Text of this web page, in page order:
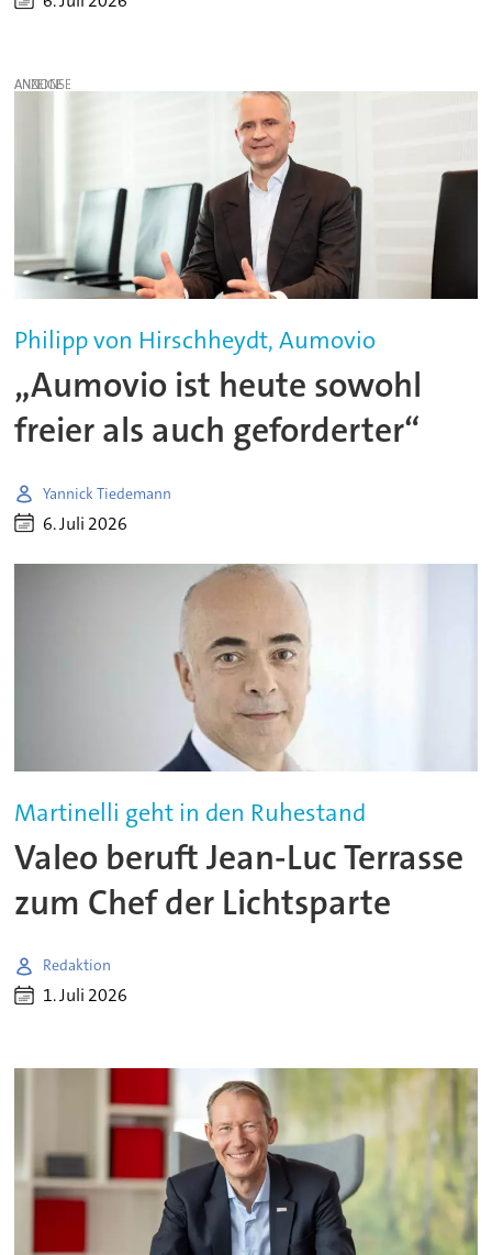
ANZEIGE
Philipp von Hirschheydt, Aumovio
„Aumovio ist heute sowohl
freier als auch geforderter“
Yannick Tiedemann
6. Juli 2026
Martinelli geht in den Ruhestand
Valeo beruft Jean-Luc Terrasse
zum Chef der Lichtsparte
Redaktion
1. Juli 2026